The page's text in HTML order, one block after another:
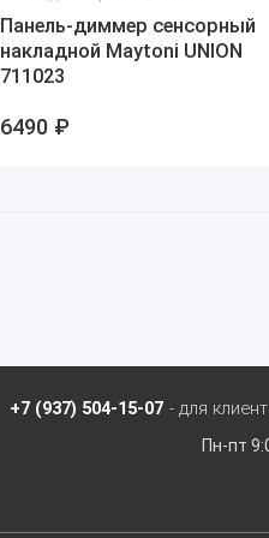
Панель-диммер сенсорный
накладной Maytoni UNION
711023
6490 ₽
+7 (937) 504-15-07 - для
Пн-пт